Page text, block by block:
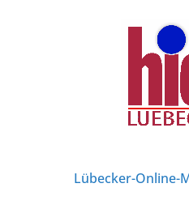
Lübecker-Online-